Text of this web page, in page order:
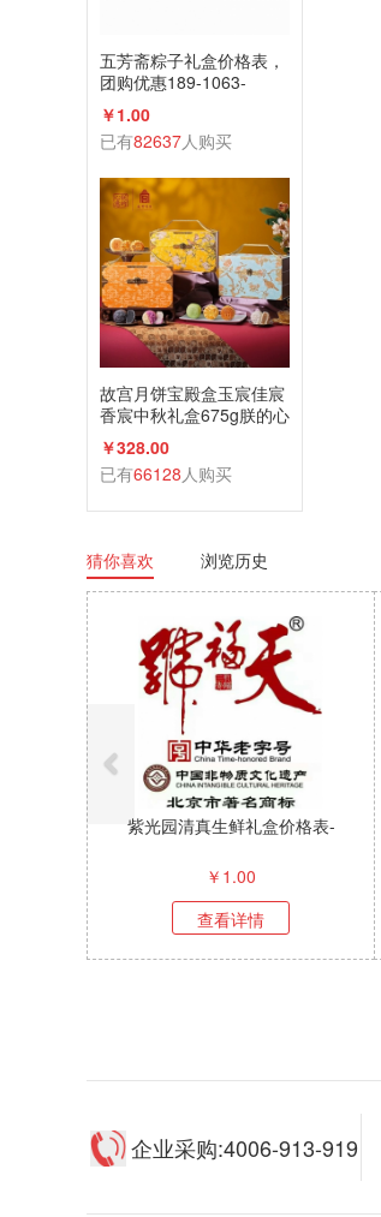
五芳斋粽子礼盒价格表，
团购优惠189-1063-
2198(微信同号)
￥1.00
已有82637人购买
故宫月饼宝殿盒玉宸佳宸
香宸中秋礼盒675g朕的心
意礼广式蛋黄莲蓉
￥328.00
已有66128人购买
猜你喜欢 浏览历史
紫光园清真生鲜礼盒价格表-
￥ 1.00
查看详情
企业采购:4006-913-919